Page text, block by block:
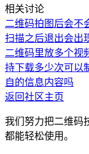
相关讨论
二维码拍图后会不
扫描之后退出会出
二维码里放多个视
持下载多少次可以
自的信息内容吗
返回社区主页
我们努力把二维码
都能轻松使用。